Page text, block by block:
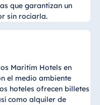
que garantizan un
sin rociarla.
Maritim Hotels en
el medio ambiente
hoteles ofrecen billetes
como alquiler de